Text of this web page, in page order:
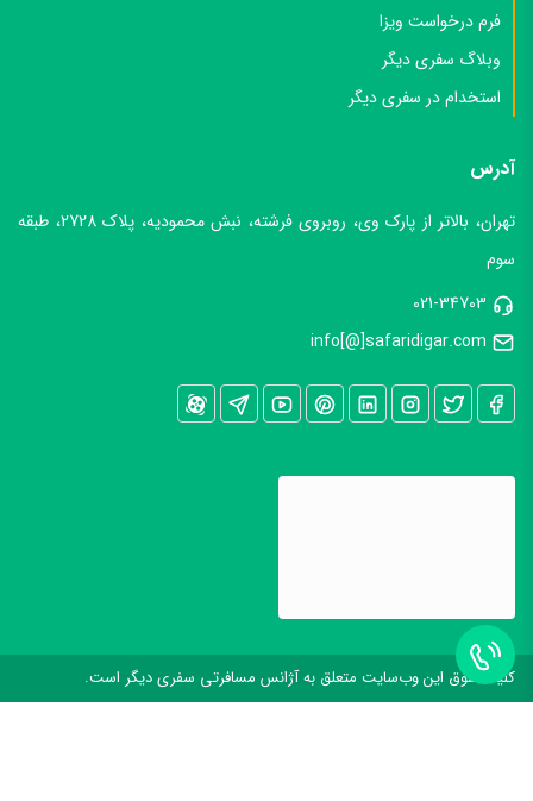
فرم درخواست ویزا
وبلاگ سفری دیگر
استخدام در سفری دیگر
آدرس
تهران، بالاتر از پارک وی، روبروی فرشته، نبش محمودیه، پلاک 2728، طبقه
سوم
021-34703
info[@]safaridigar.com
کليه حقوق اين وب‌سايت متعلق به آژانس مسافرتی سفری دیگر است.